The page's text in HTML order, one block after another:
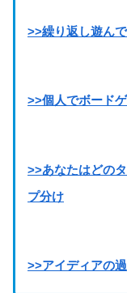
>>繰り返し遊ん
>>個人でボード
>>あなたはどの
プ分け
>>アイディアの